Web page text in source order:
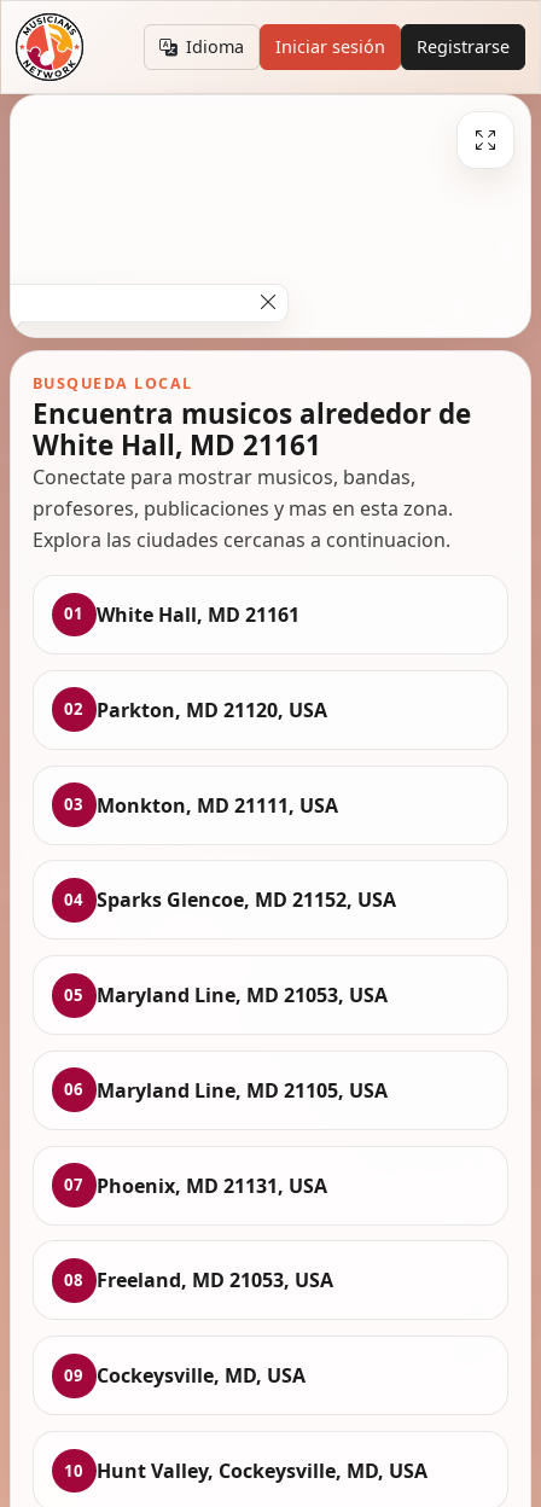
Idioma Iniciar sesión Registrarse
BUSQUEDA LOCAL
Encuentra musicos alrededor de
White Hall, MD 21161
Conectate para mostrar musicos, bandas,
profesores, publicaciones y mas en esta zona.
Explora las ciudades cercanas a continuacion.
01 White Hall, MD 21161
02 Parkton, MD 21120, USA
03 Monkton, MD 21111, USA
04 Sparks Glencoe, MD 21152, USA
05 Maryland Line, MD 21053, USA
06 Maryland Line, MD 21105, USA
07 Phoenix, MD 21131, USA
08 Freeland, MD 21053, USA
09 Cockeysville, MD, USA
10 Hunt Valley, Cockeysville, MD, USA